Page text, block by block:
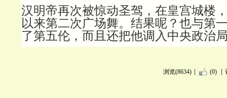
汉明帝再次被惊动圣驾，在皇宫城楼
以来第二次广场舞。结果呢？也与第
了第五伦，而且还把他调入中央政治
浏览(8634) (0)